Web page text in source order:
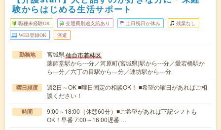
験からはじめる生活サポート
職種未経験OK 交通費別途支給あり 土日祝日が休み 残業なし
WEB登録OK 派遣
勤務地 宮城県仙台市若林区
薬師堂駅から---分／河原町(宮城県)駅から---分／愛宕橋駅か
ら---分／六丁の目駅から---分／連坊駅から---分
曜日頻度
週2日～OK ■曜日固定の相談OK！ ■希望の曜日があればご相
談ください！
時間
9:00～18:00（休憩60分）■ご希望があれば下記シフトも
OK！早番 7:00～16:00遅番 …